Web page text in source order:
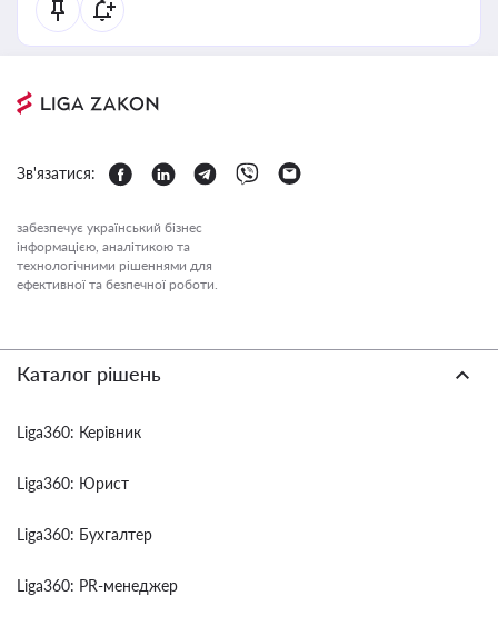
Зв'язатися:
забезпечує український бізнес
інформацією, аналітикою та
технологічними рішеннями для
ефективної та безпечної роботи.
Каталог рішень
Liga360: Керівник
Liga360: Юрист
Liga360: Бухгалтер
Liga360: PR-менеджер